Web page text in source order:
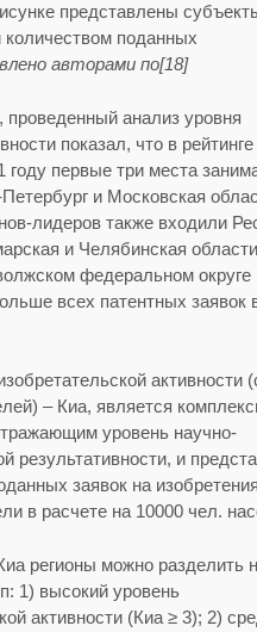
представлены
поданных
авторами по[18]
проведенный анализ уровня
показал, что в рейтинге
году первые три места
и Московская
лидеров также входили
и Челябинская
федеральном округе
всех патентных заявок
активности
– Киа, является
уровень научно-
результативности, и
заявок на
в расчете на 10000 чел.
регионы можно разделить
1) высокий уровень
активности (Киа ≥ 3); 2)